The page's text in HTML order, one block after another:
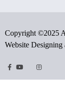
Copyright ©2025
Website
Facebook
Youtube
TwitterInstragram